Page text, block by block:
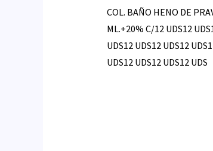
COL. BAÑO HENO DE
ML.+20% C/12 UDS12
UDS12 UDS12 UDS12
UDS12 UDS12 UDS12 UDS